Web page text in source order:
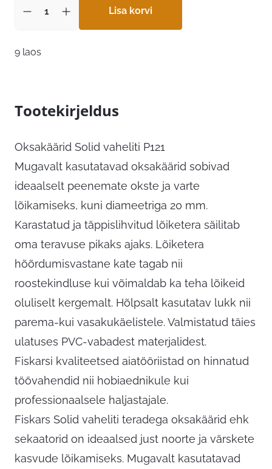
Lisa korvi
9 laos
Tootekirjeldus
Oksakäärid Solid vaheliti P121
Mugavalt kasutatavad oksakäärid sobivad
ideaalselt peenemate okste ja varte
lõikamiseks, kuni diameetriga 20 mm.
Karastatud ja täppislihvitud lõiketera säilitab
oma teravuse pikaks ajaks. Lõiketera
hõõrdumisvastane kate tagab nii
roostekindluse kui võimaldab ka teha lõikeid
oluliselt kergemalt. Hõlpsalt kasutatav lukk nii
parema-kui vasakukäelistele. Valmistatud täies
ulatuses PVC-vabadest materjalidest.
Fiskarsi kvaliteetsed aiatööriistad on hinnatud
töövahendid nii hobiaednikule kui
professionaalsele haljastajale.
Fiskars Solid vaheliti teradega oksakäärid ehk
sekaatorid on ideaalsed just noorte ja värskete
kasvude lõikamiseks. Mugavalt kasutatavad